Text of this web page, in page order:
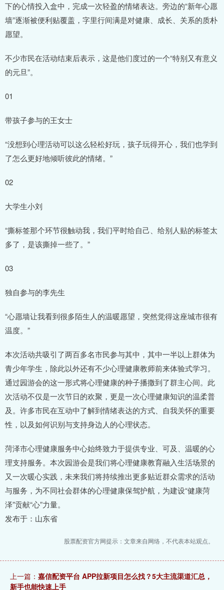
下的心情投入盒中，完成一次轻盈的情绪表达。旁边的“新年心愿
墙”逐渐被便利贴覆盖，字里行间满是对健康、成长、关系的质朴
愿望。
不少市民在活动结束后表示，这是他们度过的一个“特别又有意义
的元旦”。
01
带孩子参与的王女士
“没想到心理活动可以这么轻松好玩，孩子玩得开心，我们也学到
了怎么更好地倾听彼此的情绪。”
02
大学生小刘
“撕标签那个环节很触动我，我们平时给自己、给别人贴的标签太
多了，是该撕掉一些了。”
03
独自参与的李先生
“心愿墙让我看到很多陌生人的温暖愿望，突然觉得这座城市很有
温度。”️
本次活动共吸引了两百多名市民参与其中，其中一半以上群体为
青少年学生，除此以外还有不少心理健康教师前来体验式学习。
通过园游会的这一形式将心理健康的种子播撒到了群主心间。此
次活动不仅是一次节日的欢聚，更是一次心理健康知识的温柔普
及。许多市民在互动中了解到情绪表达的方式、自我关怀的重要
性，以及如何识别与支持身边人的心理状态。
菏泽市心理健康服务中心始终致力于提供专业、可及、温暖的心
理支持服务。本次园游会是我们将心理健康教育融入生活场景的
又一次暖心实践，未来我们将持续推出更多贴近群众需求的活动
与服务，为不同社会群体的心理健康保驾护航，为建设“健康菏
泽”贡献“心”力量。
发布于：山东省
股票配资官方网提示：文章来自网络，不代表本站观点。
上一篇： 嘉信配资平台 APP拉新项目怎么找？5大主流渠道汇总，
新手也能快速上手